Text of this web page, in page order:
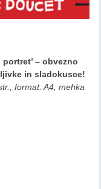
– obvezno
in sladokusce!
format: A4, mehka